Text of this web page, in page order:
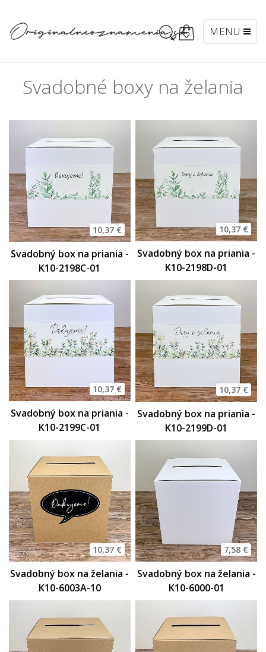
MENU
Svadobné boxy na želania
10,37 €
Svadobný box na priania -
K10-2198C-01
10,37 €
Svadobný box na priania -
K10-2198D-01
10,37 €
Svadobný box na priania -
K10-2199C-01
10,37 €
Svadobný box na priania -
K10-2199D-01
10,37 €
Svadobný box na želania -
K10-6003A-10
7,58 €
Svadobný box na želania -
K10-6000-01